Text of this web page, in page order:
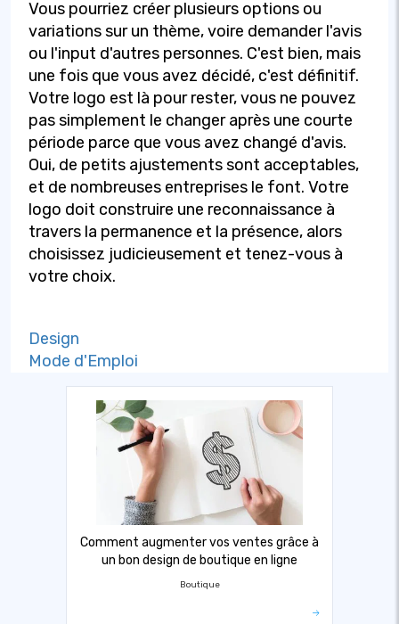
Vous pourriez créer plusieurs options ou
variations sur un thème, voire demander l'avis
ou l'input d'autres personnes. C'est bien, mais
une fois que vous avez décidé, c'est définitif.
Votre logo est là pour rester, vous ne pouvez
pas simplement le changer après une courte
période parce que vous avez changé d'avis.
Oui, de petits ajustements sont acceptables,
et de nombreuses entreprises le font. Votre
logo doit construire une reconnaissance à
travers la permanence et la présence, alors
choisissez judicieusement et tenez-vous à
votre choix.
Design
Mode d'Emploi
Comment augmenter vos ventes grâce à
un bon design de boutique en ligne
Boutique